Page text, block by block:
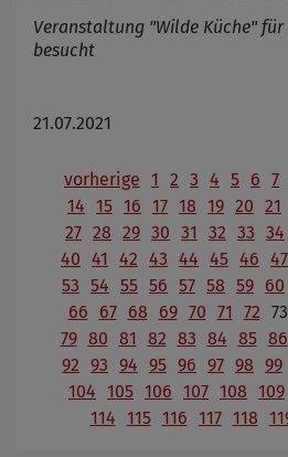
Veranstaltung "Wilde Küche"
besucht
21.07.2021
vorherige 1 2 3 4 5 6 7
14 15 16 17 18 19 20 21
27 28 29 30 31 32 33 34
40 41 42 43 44 45 46 47
53 54 55 56 57 58 59 60
66
67 68 69 70 71 72 73
79 80 81 82 83 84 85 86
92 93 94 95 96 97 98 99
104 105 106 107 108 109
114 115 116 117 118